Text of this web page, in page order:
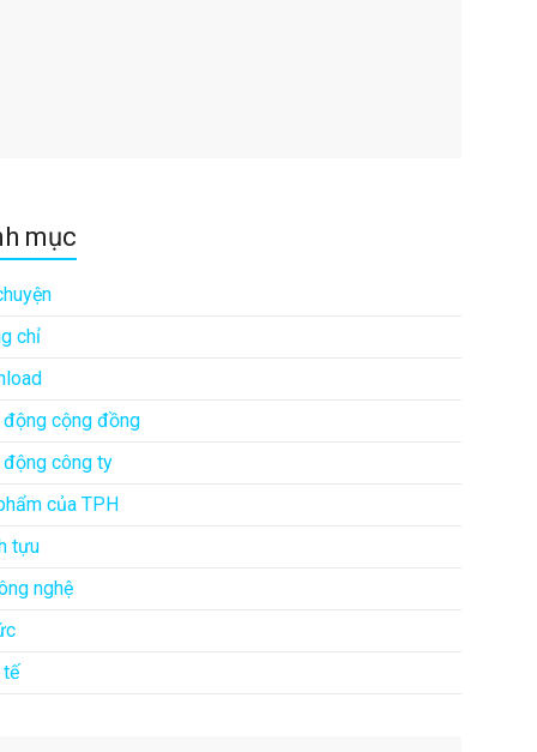
mục
chỉ
động cộng đồng
động công ty
của TPH
tựu
nghệ
tế